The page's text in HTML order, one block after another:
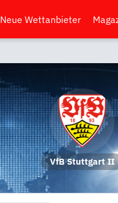
Neue Wettanbieter
VfB Stuttgart II